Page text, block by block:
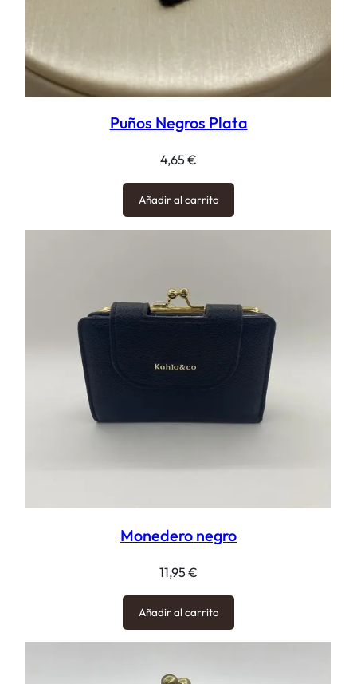
Puños Negros Plata
4,65€
Añadir al carrito
Monedero negro
11,95€
Añadir al carrito